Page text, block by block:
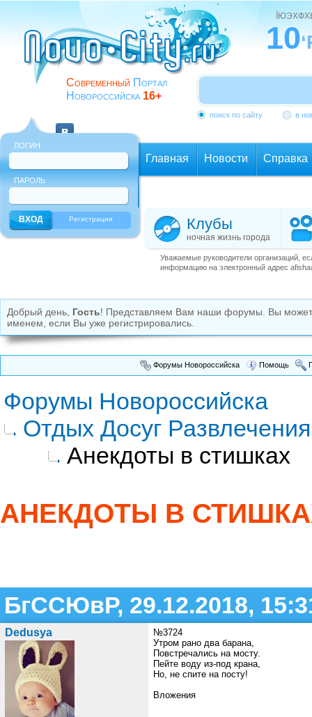
Современный Портал
Новороссийска 16+
10
поиск по сайту в
ЛОГИН
ПАРОЛЬ
Регистрация
Главная Новости Справка
Клубы
ночная жизнь города
Уважаемые руководители организаций,
информацию на электронный адрес
Добрый день, Гость! Представляем Вам наши форумы. Вы
именем, если Вы уже регистрировались.
Форумы Новороссийска Помощь
Форумы Новороссийска
Отдых Досуг Развлечения
Анекдоты в стишках
АНЕКДОТЫ В
БгССЮвР, 29.12.2018,
Dedusya
№3724
Утром рано два барана,
Повстречались на мосту.
Пейте воду из-под крана,
Но, не спите на посту!
Вложения